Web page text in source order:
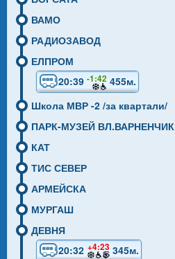
ВАМО
РАДИОЗАВОД
ЕЛПРОМ
20:39 -1:42 455м.
Школа МВР -2 /за квартали/
ПАРК-МУЗЕЙ ВЛ.ВАРНЕНЧИК
КАТ
ТИС СЕВЕР
АРМЕЙСКА
МУРГАШ
ДЕВНЯ
20:32 +4:23 345м.